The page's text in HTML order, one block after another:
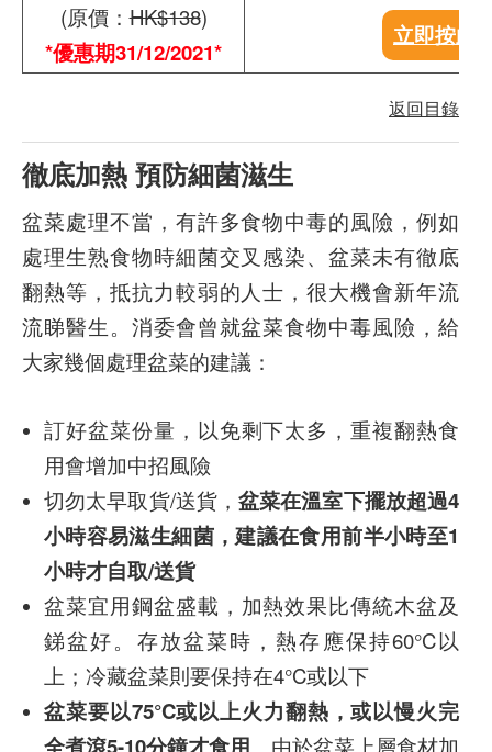
(原價：HK$138)
*優惠期31/12/2021*
立即按此
返回目錄
徹底加熱 預防細菌滋生
盆菜處理不當，有許多食物中毒的風險，例如
處理生熟食物時細菌交叉感染、盆菜未有徹底
翻熱等，抵抗力較弱的人士，很大機會新年流
流睇醫生。消委會曾就盆菜食物中毒風險，給
大家幾個處理盆菜的建議：
訂好盆菜份量，以免剩下太多，重複翻熱食
用會增加中招風險
切勿太早取貨/送貨， 盆菜在溫室下擺放超過4
小時容易滋生細菌，建議在食用前半小時至1
小時才自取/送貨
盆菜宜用鋼盆盛載，加熱效果比傳統木盆及
銻盆好。存放盆菜時，熱存應保持60°C以
上；冷藏盆菜則要保持在4°C或以下
盆菜要以75°C或以上火力翻熱，或以慢火完
全煮滾5-10分鐘才食用 。由於盆菜上層食材加